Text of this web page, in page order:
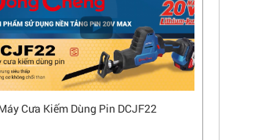
Cưa Kiếm Dùng Pin DCJF22